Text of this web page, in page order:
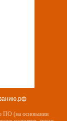
ПО (на основании